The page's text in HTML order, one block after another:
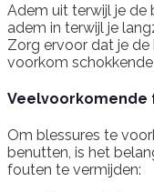
Adem uit terwijl je de
adem in terwijl je
Zorg ervoor dat je
voorkom
Veelvoorkomende
Om blessures te
benutten, is het
fouten te vermijden: